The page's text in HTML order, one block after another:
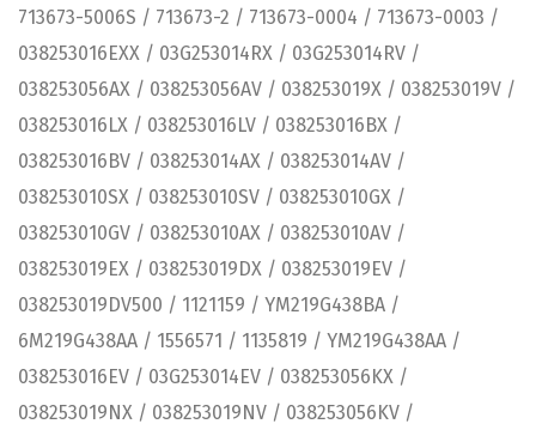
713673-5006S / 713673-2 / 713673-0004 / 713673-0003 /
038253016EXX / 03G253014RX / 03G253014RV /
038253056AX / 038253056AV / 038253019X / 038253019V /
038253016LX / 038253016LV / 038253016BX /
038253016BV / 038253014AX / 038253014AV /
038253010SX / 038253010SV / 038253010GX /
038253010GV / 038253010AX / 038253010AV /
038253019EX / 038253019DX / 038253019EV /
038253019DV500 / 1121159 / YM219G438BA /
6M219G438AA / 1556571 / 1135819 / YM219G438AA /
038253016EV / 03G253014EV / 038253056KX /
038253019NX / 038253019NV / 038253056KV /